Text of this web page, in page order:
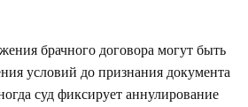
брачного договора могут быть
условий до признания документа
суд фиксирует аннулирование